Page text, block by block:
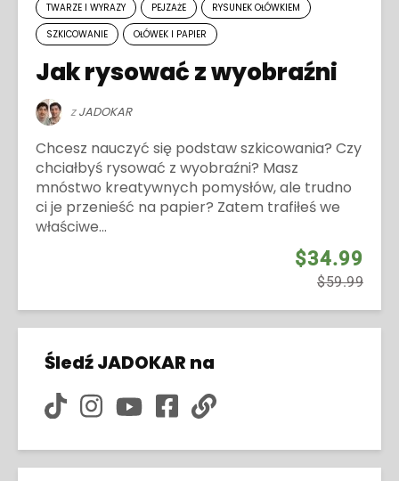
TWARZE I WYRAZY
PEJZAŻE
RYSUNEK OŁÓWKIEM
SZKICOWANIE
OŁÓWEK I PAPIER
Jak rysować z wyobraźni
zJADOKAR
Chcesz nauczyć się podstaw szkicowania? Czy
chciałbyś rysować z wyobraźni? Masz
mnóstwo kreatywnych pomysłów, ale trudno
ci je przenieść na papier? Zatem trafiłeś we
właściwe...
$34.99
$59.99
Śledź JADOKAR na